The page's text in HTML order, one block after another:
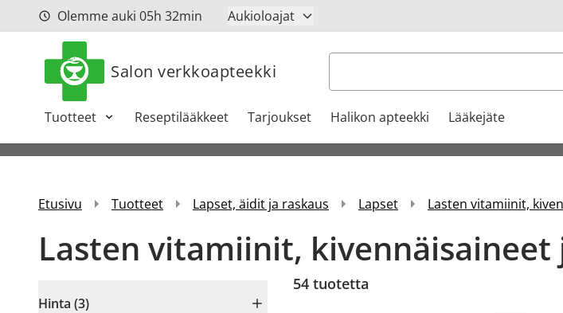
Siirry sisältöönOlemme auki 05h 32min Aukioloajat
Salon verkkoapteekki Haku
Tuotteet Reseptilääkkeet Tarjoukset Halikon apteekki Lääkejäte
Etusivu Tuotteet Lapset, äidit ja raskaus Lapset Lasten vitamiinit,
Lasten vitamiinit,
Hinta (3)
54 tuotetta